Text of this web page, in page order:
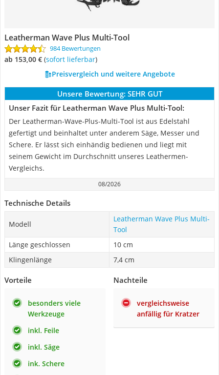
Leatherman Wave Plus Multi-Tool
984 Bewertungen
ab 153,00 € ( Sofort lieferbar)
Preisvergleich und weitere Angebote
Unsere Bewertung: SEHR GUT
Unser Fazit für Leatherman Wave Plus Multi-Tool:
Der Leatherman-Wave-Plus-Multi-Tool ist aus Edelstahl
gefertigt und beinhaltet unter anderem Säge, Messer und
Schere. Er lässt sich einhändig bedienen und liegt mit
seinem Gewicht im Durchschnitt unseres Leathermen-
Vergleichs.
08/2026
Technische Details
Modell
Leatherman Wave Plus Multi-
Tool
Länge geschlossen
10 cm
Klingenlänge
7,4 cm
Vorteile
besonders viele
Werkzeuge
inkl. Feile
inkl. Säge
ink. Schere
Nachteile
vergleichsweise
anfällig für Kratzer